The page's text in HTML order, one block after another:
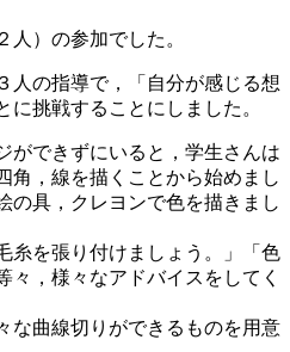
人）の参加でした。
人の指導で，「自分が感じる想
挑戦することにしました。
ができずにいると，学生さんは
角，線を描くことから始めまし
の具，クレヨンで色を描きまし
糸を張り付けましょう。」「色
々，様々なアドバイスをしてく
な曲線切りができるものを用意